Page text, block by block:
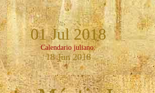
01 Jul 2018
Calendario juliano:
18 Jun 2018